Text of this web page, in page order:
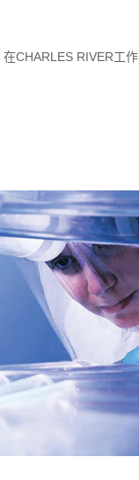
在CHARLES RIVER工作